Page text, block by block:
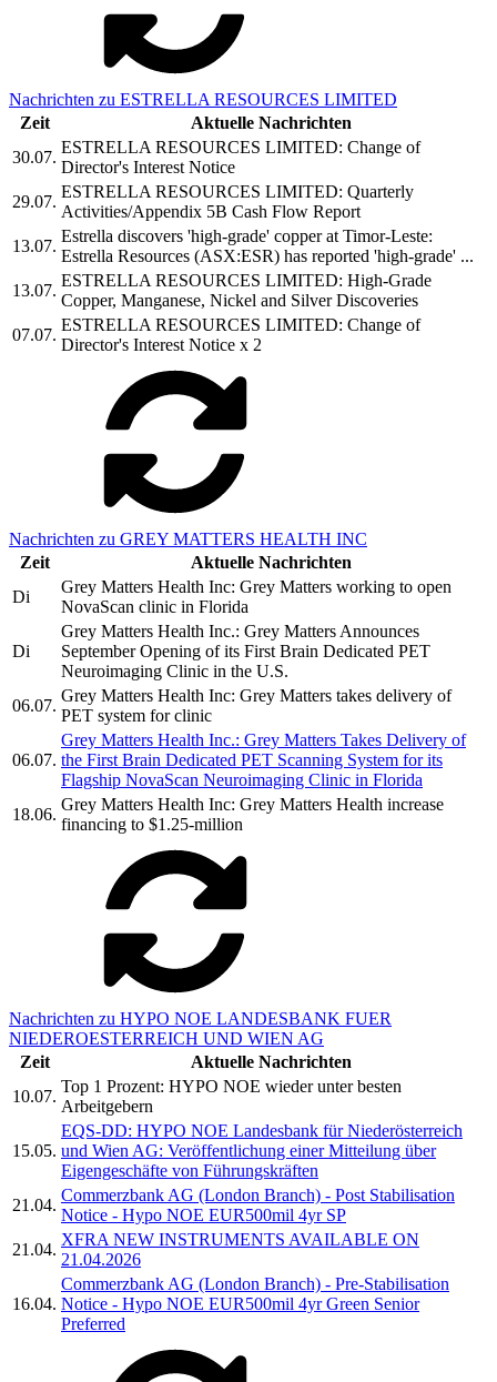
Nachrichten zu ESTRELLA RESOURCES LIMITED
Zeit
Aktuelle Nachrichten
30.07.
ESTRELLA RESOURCES LIMITED: Change of
Director's Interest Notice
29.07.
ESTRELLA RESOURCES LIMITED: Quarterly
Activities/Appendix 5B Cash Flow Report
13.07.
Estrella discovers 'high-grade' copper at Timor-Leste:
Estrella Resources (ASX:ESR) has reported 'high-grade' ...
13.07.
ESTRELLA RESOURCES LIMITED: High-Grade
Copper, Manganese, Nickel and Silver Discoveries
07.07.
ESTRELLA RESOURCES LIMITED: Change of
Director's Interest Notice x 2
Nachrichten zu GREY MATTERS HEALTH INC
Zeit
Aktuelle Nachrichten
Di
Grey Matters Health Inc: Grey Matters working to open
NovaScan clinic in Florida
Di
Grey Matters Health Inc.: Grey Matters Announces
September Opening of its First Brain Dedicated PET
Neuroimaging Clinic in the U.S.
06.07.
Grey Matters Health Inc: Grey Matters takes delivery of
PET system for clinic
06.07.
Grey Matters Health Inc.: Grey Matters Takes Delivery of
the First Brain Dedicated PET Scanning System for its
Flagship NovaScan Neuroimaging Clinic in Florida
18.06.
Grey Matters Health Inc: Grey Matters Health increase
financing to $1.25-million
Nachrichten zu HYPO NOE LANDESBANK FUER
NIEDEROESTERREICH UND WIEN AG
Zeit
Aktuelle Nachrichten
10.07.
Top 1 Prozent: HYPO NOE wieder unter besten
Arbeitgebern
15.05.
EQS-DD: HYPO NOE Landesbank für Niederösterreich
und Wien AG: Veröffentlichung einer Mitteilung über
Eigengeschäfte von Führungskräften
21.04.
Commerzbank AG (London Branch) - Post Stabilisation
Notice - Hypo NOE EUR500mil 4yr SP
21.04.
XFRA NEW INSTRUMENTS AVAILABLE ON
21.04.2026
16.04.
Commerzbank AG (London Branch) - Pre-Stabilisation
Notice - Hypo NOE EUR500mil 4yr Green Senior
Preferred